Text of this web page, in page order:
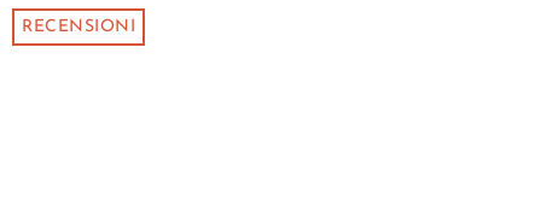
RECENSIONI